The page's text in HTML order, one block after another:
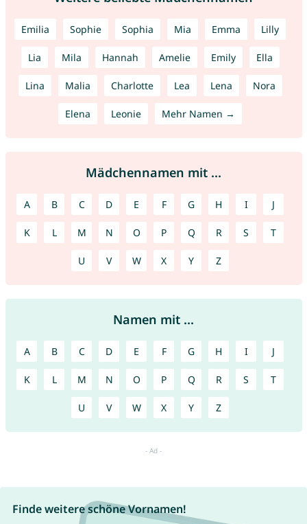
Emilia Sophie Sophia Mia Emma Lilly
Lia Mila Hannah Amelie Emily Ella
Lina Malia Charlotte Lea Lena Nora
Elena Leonie Mehr Namen →
Mädchennamen mit ...
A B C D E F G H I J
K L M N O P Q R S T
U V W X Y Z
Namen mit ...
A B C D E F G H I J
K L M N O P Q R S T
U V W X Y Z
Finde weitere schöne Vornamen!